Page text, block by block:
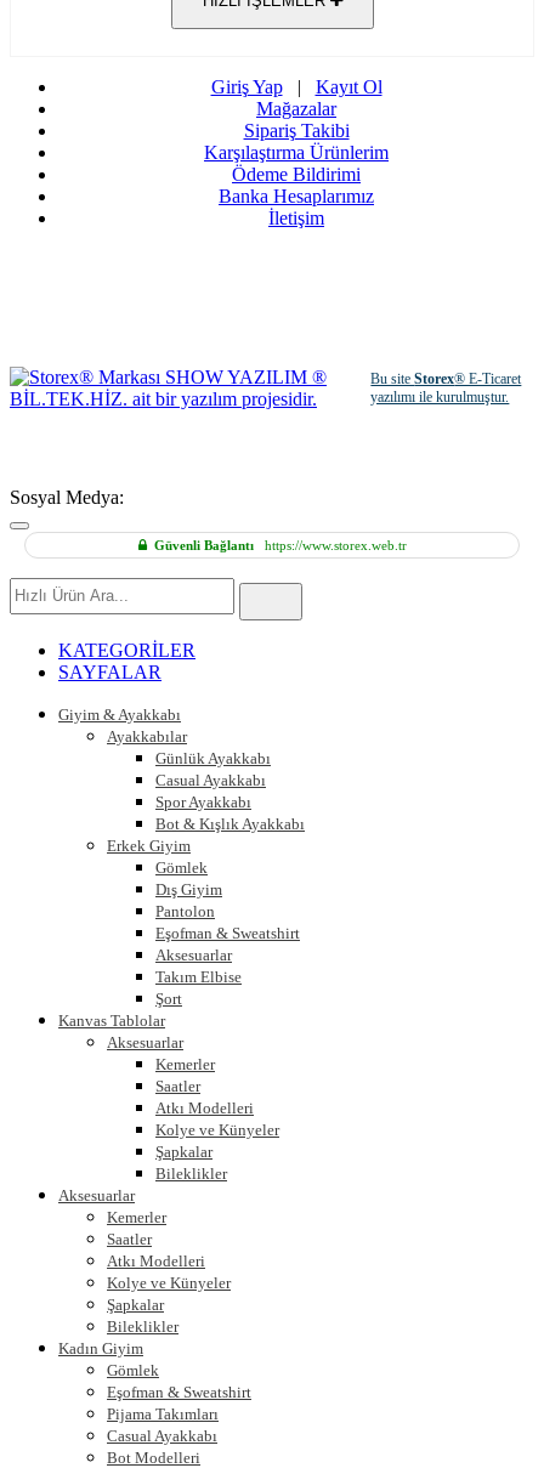
Giriş Yap| Kayıt Ol
Mağazalar
Sipariş Takibi
Karşılaştırma Ürünlerim
Ödeme Bildirimi
Banka Hesaplarımız
İletişim
Bu siteStorex® E-Ticaret
yazılımı ile kurulmuştur.
Sosyal Medya:
Güvenli Bağlantıhttps://www.storex.web.tr
Hızlı
Ürün
KATEGORİLER
SAYFALAR
Giyim & Ayakkabı
Ayakkabılar
Günlük Ayakkabı
Casual Ayakkabı
Spor Ayakkabı
Bot & Kışlık Ayakkabı
Erkek Giyim
Gömlek
Dış Giyim
Pantolon
Eşofman & Sweatshirt
Aksesuarlar
Takım Elbise
Şort
Kanvas Tablolar
Aksesuarlar
Kemerler
Saatler
Atkı Modelleri
Kolye ve Künyeler
Şapkalar
Bileklikler
Aksesuarlar
Kemerler
Saatler
Atkı Modelleri
Kolye ve Künyeler
Şapkalar
Bileklikler
Kadın Giyim
Gömlek
Eşofman & Sweatshirt
Pijama Takımları
Casual Ayakkabı
Bot Modelleri